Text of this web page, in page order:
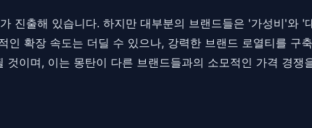
진출해 있습니다. 하지만 대부분의 브랜드들은 '가성비'와
인 확장 속도는 더딜 수 있으나, 강력한 브랜드 로열티를
이며, 이는 몽탄이 다른 브랜드들과의 소모적인 가격 경